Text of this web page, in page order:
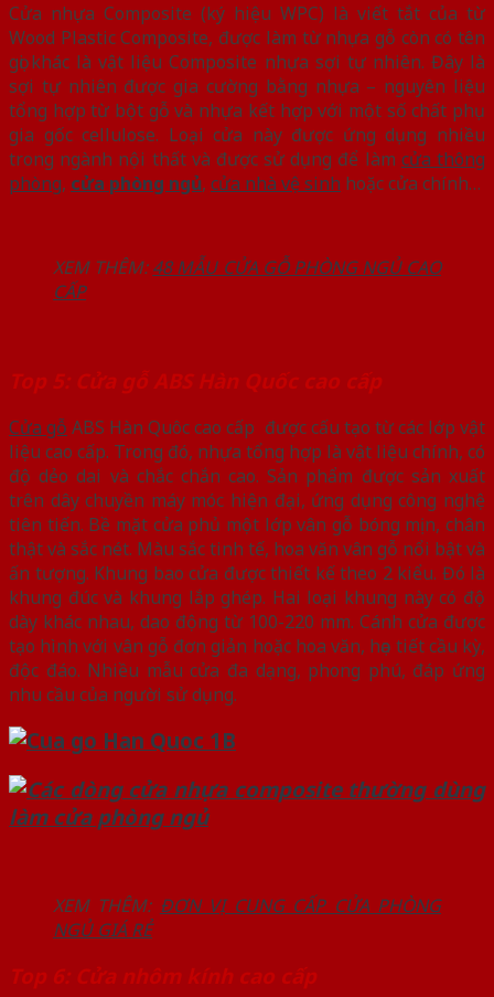
Cửa nhựa Composite (ký hiệu WPC) là viết tắt của từ
Wood Plastic Composite, được làm từ nhựa gỗ còn có tên
gọi khác là vật liệu Composite nhựa sợi tự nhiên. Đây là
sợi tự nhiên được gia cường bằng nhựa – nguyên liệu
tổng hợp từ bột gỗ và nhựa kết hợp với một số chất phụ
gia gốc cellulose. Loại cửa này được ứng dụng nhiều
trong ngành nội thất và được sử dụng để làm cửa thông
phòng, cửa phòng ngủ, cửa nhà vệ sinh hoặc cửa chính…
XEM THÊM:48 MẪU CỬA GỖ PHÒNG NGỦ CAO
CẤP
Top 5: Cửa gỗ ABS Hàn Quốc cao cấp
Cửa gỗ ABS Hàn Quôc cao cấp được cấu tạo từ các lớp vật
liệu cao cấp. Trong đó, nhựa tổng hợp là vật liệu chính, có
độ dẻo dai và chắc chắn cao. Sản phẩm được sản xuất
trên dây chuyền máy móc hiện đại, ứng dụng công nghệ
tiên tiến. Bề mặt cửa phủ một lớp vân gỗ bóng mịn, chân
thật và sắc nét. Màu sắc tinh tế, hoa văn vân gỗ nổi bật và
ấn tượng. Khung bao cửa được thiết kế theo 2 kiểu. Đó là
khung đúc và khung lắp ghép. Hai loại khung này có độ
dày khác nhau, dao động từ 100-220 mm. Cánh cửa được
tạo hình với vân gỗ đơn giản hoặc hoa văn, họa tiết cầu kỳ,
độc đáo. Nhiều mẫu cửa đa dạng, phong phú, đáp ứng
nhu cầu của người sử dụng.
XEM THÊM: ĐƠN VỊ CUNG CẤP CỬA PHÒNG
NGỦ GIÁ RẺ
Top 6: Cửa nhôm kính cao cấp